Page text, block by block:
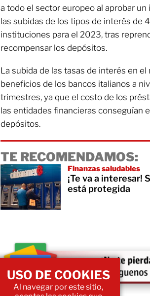
a todo el sector europeo al aprobar
las subidas de los tipos de interés de
instituciones para el 2023, tras
recompensar los depósitos.
La subida de las tasas de interés en
beneficios de los bancos italianos a
trimestres, ya que el costo de los
las entidades financieras conseguían
depósitos.
TE RECOMENDAMOS:
Finanzas saludables
¡Te va a interesar!
está protegida
USO DE COOKIES
Al navegar por este sitio,